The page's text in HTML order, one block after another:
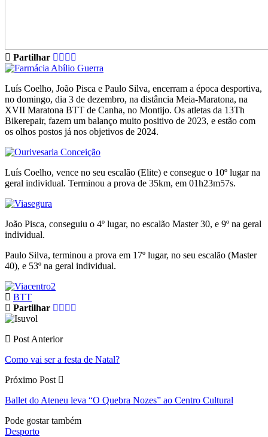
Partilhar
Luís Coelho, João Pisca e Paulo Silva, encerram a época desportiva,
no domingo, dia 3 de dezembro, na distância Meia-Maratona, na
XVII Maratona BTT de Canha, no Montijo. Os atletas da 13Th
Bikerepair, fazem um balanço muito positivo de 2023, e estão com
os olhos postos já nos objetivos de 2024.
Luís Coelho, vence no seu escalão (Elite) e consegue o 10º lugar na
geral individual. Terminou a prova de 35km, em 01h23m57s.
João Pisca, conseguiu o 4º lugar, no escalão Master 30, e 9º na geral
individual.
Paulo Silva, terminou a prova em 17º lugar, no seu escalão (Master
40), e 53º na geral individual.
BTT
Partilhar
Post Anterior
Como vai ser a festa de Natal?
Próximo Post
Ballet do Ateneu leva “O Quebra Nozes” ao Centro Cultural
Pode gostar também
Desporto